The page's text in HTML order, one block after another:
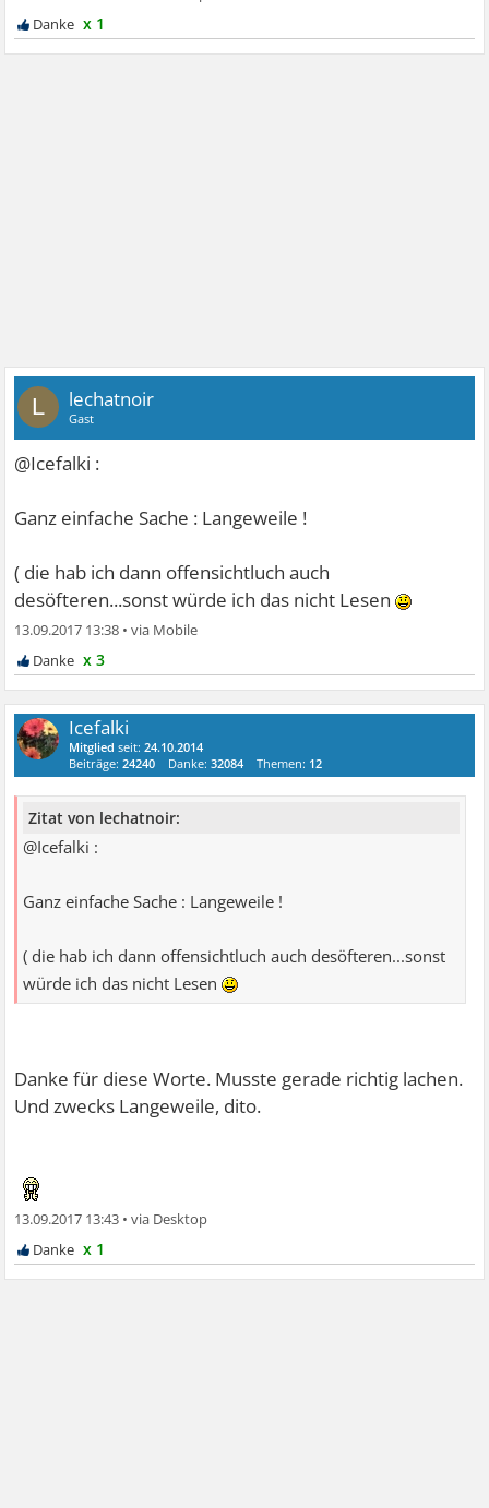
x 1
L lechatnoir
Gast
@Icefalki :
Ganz einfache Sache : Langeweile !
( die hab ich dann offensichtluch auch
desöfteren...sonst würde ich das nicht Lesen
13.09.2017 13:38 •
x 3
Icefalki
Mitglied seit:24.10.2014
Beiträge:24240 Danke:32084 Themen: 12
Zitat von lechatnoir:
@Icefalki :
Ganz einfache Sache : Langeweile !
( die hab ich dann offensichtluch auch desöfteren...sonst
würde ich das nicht Lesen
Danke für diese Worte. Musste gerade richtig lachen.
Und zwecks Langeweile, dito.
13.09.2017 13:43 •
x 1